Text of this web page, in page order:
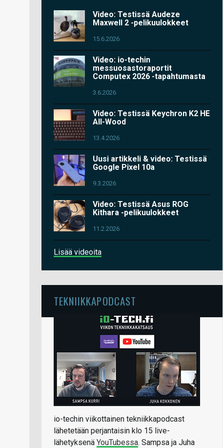
Video: Testissä Audeze
Maxwell 2 -pelikuulokkeet
15.6.2026
Video: io-techin
messuosastoraportit
Computex 2026 -tapahtumasta
3.6.2026
Video: Testissä Keychron K2 HE
All-Wood
13.4.2026
Uusi artikkeli & video: Testissä
Google Pixel 10a
9.3.2026
Video: Testissä Asus ROG
Kithara -pelikuulokkeet
11.2.2026
Lisää videoita
TEKNIIKKAPODCAST
io-techin viikottainen tekniikkapodcast
lähetetään perjantaisin klo 15 live-
lähetyksenä YouTubessa. Sampsa ja Juha